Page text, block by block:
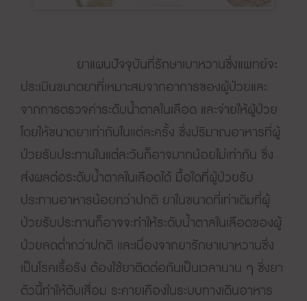
ยาแผนปัจจุบันที่รักษาเบาหวานซึ่งแพทย์จะ
ประเมินขนาดยาที่เหมาะสมจากอาการของผู้ป่วยและ
จากการตรวจค่าระดับน้ำตาลในเลือด และจ่ายให้ผู้ป่วย
โดยให้ขนาดยาเท่ากันในแต่ละครั้ง ซึ่งปริมาณอาหารที่ผู้
ป่วยรับประทานในแต่ละวันก็อาจมากน้อยไม่เท่ากัน ซึ่ง
ส่งผลต่อระดับน้ำตาลในเลือดได้ มื้อใดที่ผู้ป่วยรับ
ประทานอาหารน้อยกว่าปกติ ยาในขนาดที่เท่าเดิมที่ผู้
ป่วยรับประทานก็อาจจะทำให้ระดับน้ำตาลในเลือดของผู้
ป่วยลดต่ำกว่าปกติ และเนื่องจากยารักษาเบาหวานซึ่ง
เป็นโรคเรื้อรัง ต้องใช้ยาติดต่อกันเป็นเวลานาน ๆ ซึ่งยา
ตัวนี้ทำให้ตับเสื่อม ระคายเคืองในระบบทางเดินอาหาร